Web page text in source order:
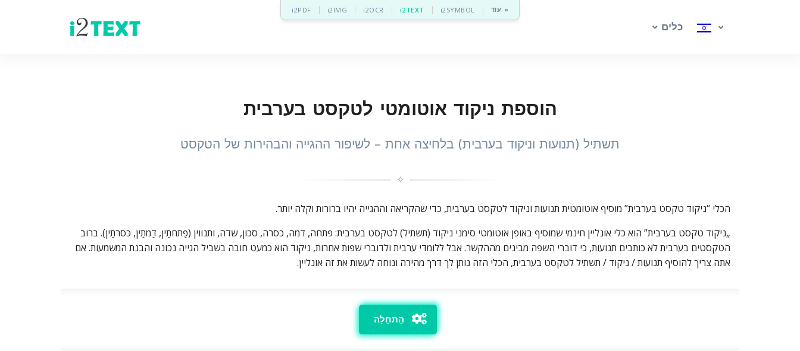
i2PDF i2IMG i2OCR i2TEXT i2SYMBOL עוד »
כלים
הוספת ניקוד אוטומטי לטקסט בערבית
תשתיל (תנועות וניקוד בערבית) בלחיצה אחת – לשיפור ההגייה והבהירות של הטקסט
✧
הכלי “ניקוד טקסט בערבית” מוסיף אוטומטית תנועות וניקוד לטקסט בערבית, כדי שהקריאה וההגייה יהיו ברורות וקלה יותר.
„ניקוד טקסט בערבית” הוא כלי אונליין חינמי שמוסיף באופן אוטומטי סימני ניקוד (תשתיל) לטקסט בערבית: פתחה, דמה, כסרה, סכון, שדה, ותנווין (פַתחתַין, דַמתַין, כּסרתַין). ברוב
הטקסטים בערבית לא כותבים תנועות, כי דוברי השפה מבינים מההקשר. אבל ללומדי ערבית ולדוברי שפות אחרות, ניקוד הוא כמעט חובה בשביל הגייה נכונה והבנת המשמעות. אם
אתה צריך להוסיף תנועות / ניקוד / תשתיל לטקסט בערבית, הכלי הזה נותן לך דרך מהירה ונוחה לעשות את זה אונליין.
הַתחָלָה